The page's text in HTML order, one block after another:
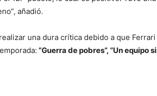
añadió.
una dura crítica debido a que Ferrari
“Guerra de pobres”, “Un equipo